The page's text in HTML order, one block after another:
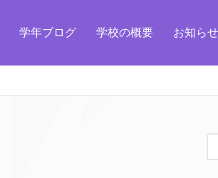
学年ブログ 学校の概要 お知らせ